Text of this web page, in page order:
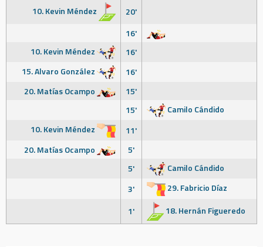
10. Kevin Méndez
20'
16'
10. Kevin Méndez
16'
15. Alvaro González
16'
20. Matías Ocampo
15'
15'
Camilo Cándido
10. Kevin Méndez
11'
20. Matías Ocampo
5'
5'
Camilo Cándido
3'
29. Fabricio Díaz
1'
18. Hernán Figueredo